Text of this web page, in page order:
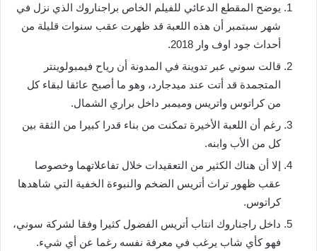
يوضح المقطع الدعائي للفيلم الخاص براجناروك الذي نزل في
شهر سبتمبر أن هذه اللعبة قد ظهرت عقب سنوات قليلة من
أحداث جود اوف وار 2018.
قالت سوني عبر تدوينة في المدونة أن رياح فيمبولوينتر
المتجمدة قد أتت عند ميدجارد، وهو ما أصبح عائقا لبقاء كل
من كراتوس واتريس وميمبر داخل براري الشمال.
رغم أن اللعبة الأخيرة تمكنت من بناء قدرا كبيرا من الثقة بين
كل من الأب وابنه.
إلا أن هناك الكثير من التعقيدات خلال تفاعلاتهما وخصوصا
عقب ظهور تراث أتريس الضخم والنبوءة الخفية التي شاهدها
كراتوس.
داخل راجناروك انتاب أتريس الفضول كثيرا وفقا لشركة سوني،
فهو كأي شاب يرغب في معرفة نفسه رغما عن أي شيء.